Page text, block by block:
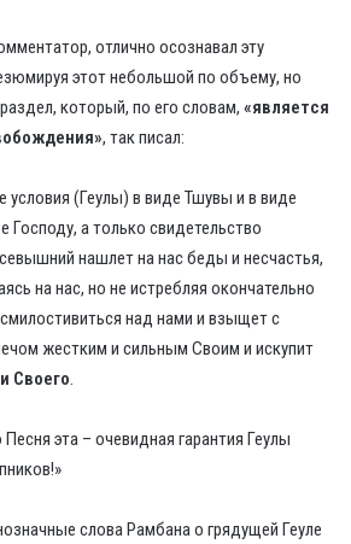
отлично осознавал эту
этот небольшой по объему, но
который, по его словам, «является
, так писал:
условия (Геулы) в виде Тшувы и в виде
Господу, а только свидетельство
нашлет на нас беды и несчастья,
на нас, но не истребляя окончательно
над нами и взыщет с
жестким и сильным Своим и искупит
Своего.
эта – очевидная гарантия Геулы
слова Рамбана о грядущей Геуле